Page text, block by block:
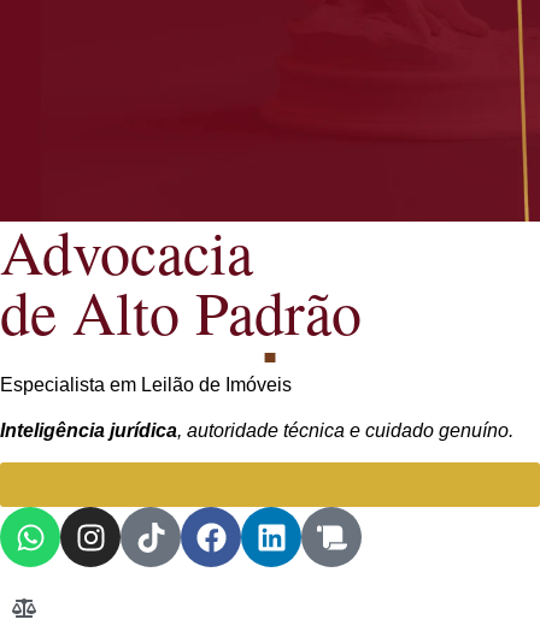
Advocacia
de Alto Padrão
Especialista em Leilão de Imóveis
Inteligência jurídica, autoridade técnica e cuidado genuíno.